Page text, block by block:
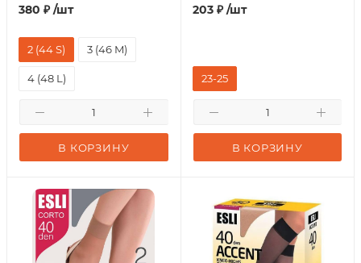
380 ₽ /шт
В КОРЗИНУ
2 (44 S) 3 (46 M)
4 (48 L)
203₽ /шт
В КОРЗИНУ
23-25